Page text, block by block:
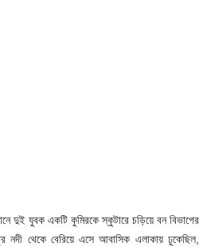
দুই যুবক একটি কুমিরকে স্কুটারে চড়িয়ে বন বিভাগের
নদী থেকে বেরিয়ে এসে আবাসিক এলাকায় ঢুকেছিল,